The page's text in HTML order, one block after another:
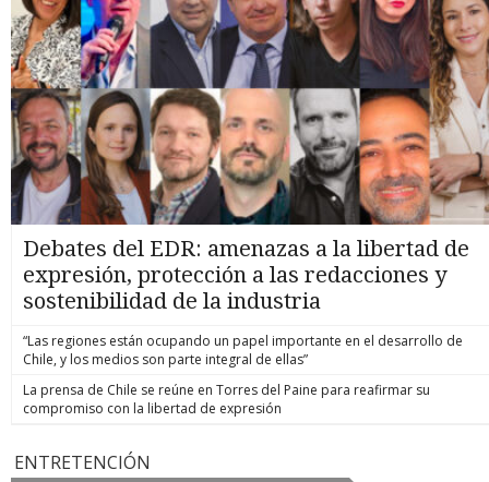
Debates del EDR: amenazas a la libertad de
expresión, protección a las redacciones y
sostenibilidad de la industria
“Las regiones están ocupando un papel importante en el desarrollo de
Chile, y los medios son parte integral de ellas”
La prensa de Chile se reúne en Torres del Paine para reafirmar su
compromiso con la libertad de expresión
ENTRETENCIÓN